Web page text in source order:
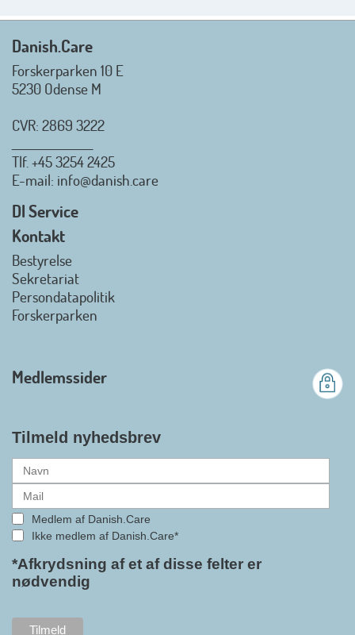
Mvh. Anders, Helle og Malthe
Danish.Care - Branchen for
hjælpemidler og
Danish.Care fra den 01. juli 2026
officielt kan kalde sig for
medlemsforening i DI - Dansk
gennemslagskraft og skabe
hjælpemidler samt give
medlemmerne adgang til en
alle formaliteterne nu er på plads
i samarbejdet mellem
Danish.Care og DI glæder
bestyrelsesleder i Danish.Care,
Claus Ipsen. Han betragter
fremtidssikring af Danish.Care,
Danish.Care
Forskerparken 10 E
5230 Odense M
CVR: 2869 3222
Tlf. +45 3254 2425
E-mail: info@danish.care
DI Service
Kontakt
Bestyrelse
Sekretariat
Persondatapolitik
Forskerparken
Medlemssider
Tilmeld nyhedsbrev
Medlem af Danish.Care
Ikke medlem af Danish.Care*
*Afkrydsning af et af disse felter er
nødvendig